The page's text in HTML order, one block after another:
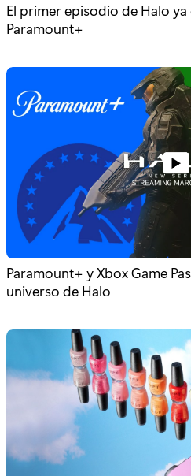
El primer episodio de Halo
Paramount+
Paramount+ y Xbox Game
universo de Halo